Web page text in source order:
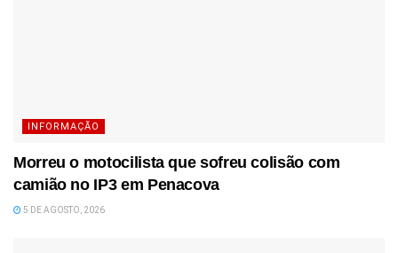
INFORMAÇÃO
Morreu o motocilista que sofreu colisão com
camião no IP3 em Penacova
5 DE AGOSTO, 2026